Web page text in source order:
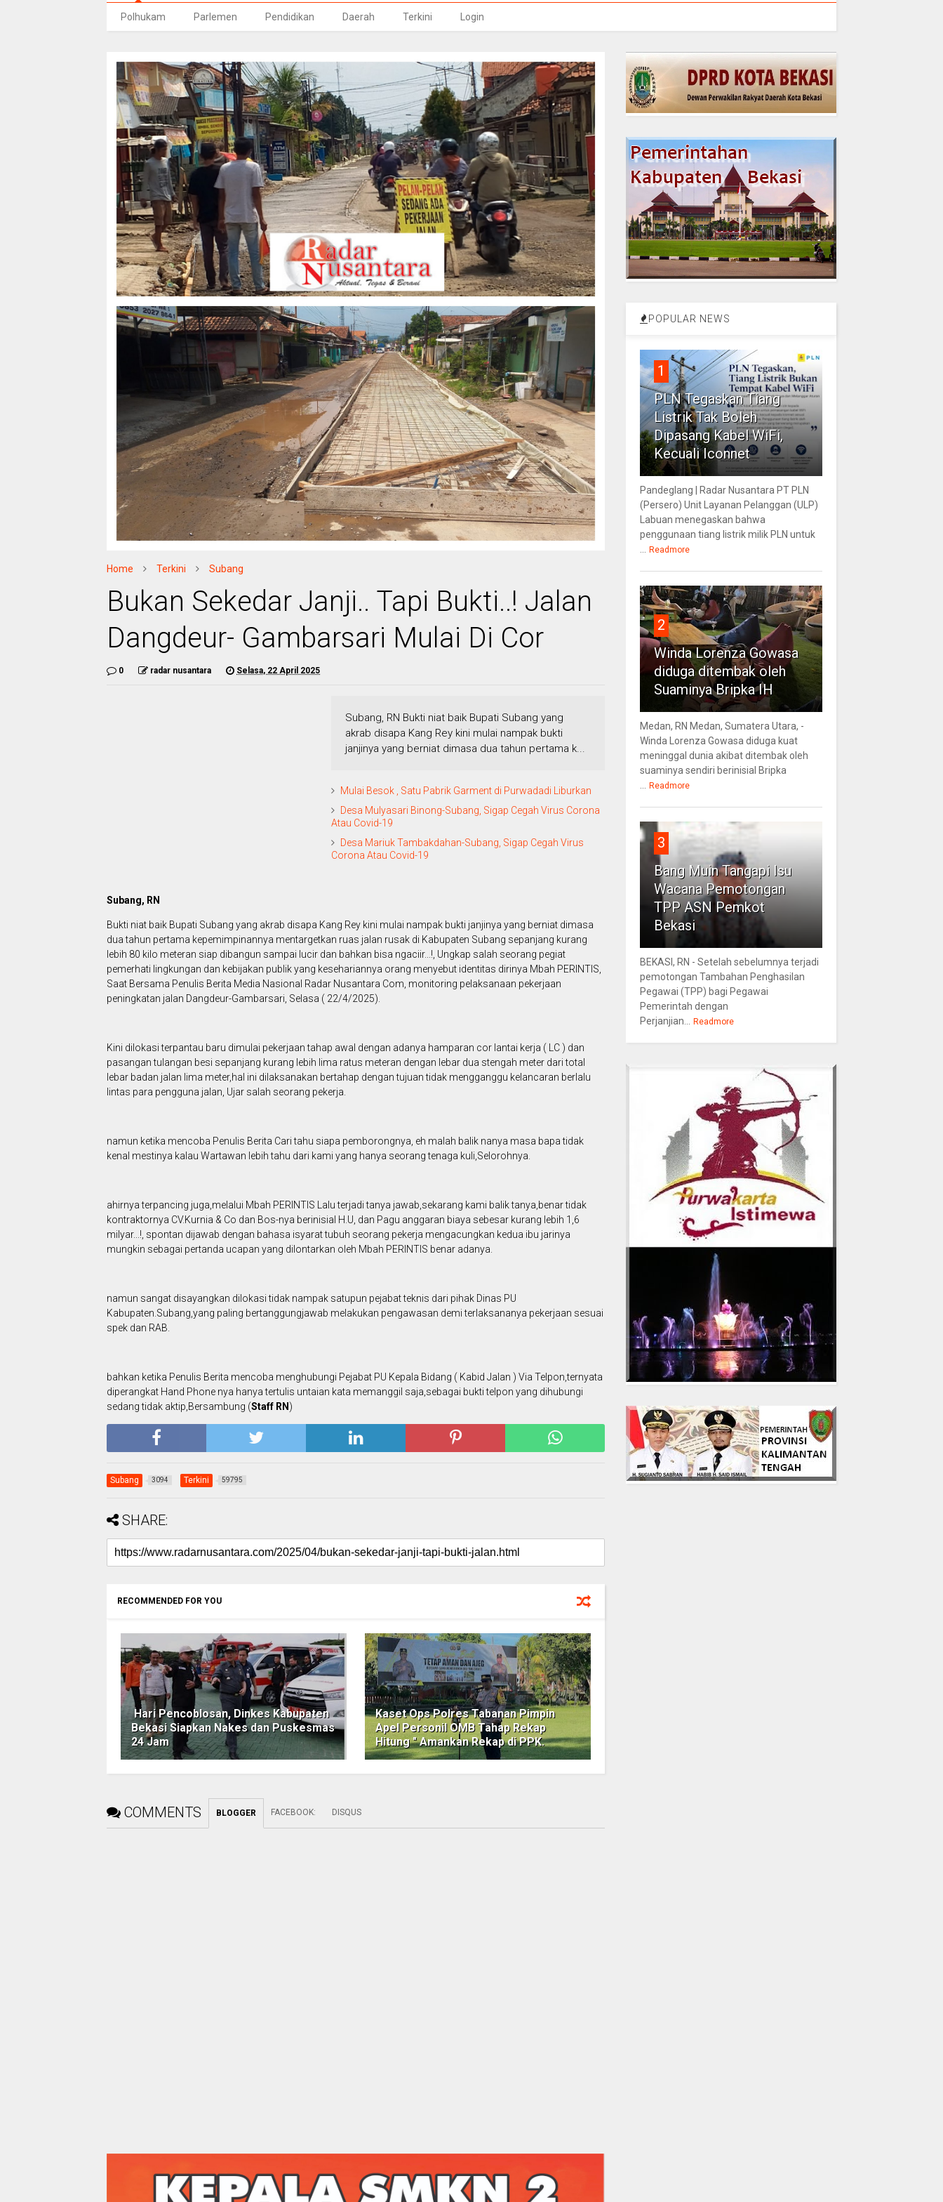
Polhukam Parlemen Pendidikan Daerah Terkini Login
Home Terkini Subang
Bukan Sekedar Janji.. Tapi Bukti..! Jalan
Dangdeur- Gambarsari Mulai Di Cor
0 radar nusantara Selasa, 22 April 2025
Subang, RN Bukti niat baik Bupati Subang yang
akrab disapa Kang Rey kini mulai nampak bukti
janjinya yang berniat dimasa dua tahun pertama k...
Mulai Besok , Satu Pabrik Garment di Purwadadi Liburkan
Desa Mulyasari Binong-Subang, Sigap Cegah Virus Corona
Atau Covid-19
Desa Mariuk Tambakdahan-Subang, Sigap Cegah Virus
Corona Atau Covid-19
Subang, RN
Bukti niat baik Bupati Subang yang akrab disapa Kang Rey kini mulai nampak bukti janjinya yang berniat dimasa
dua tahun pertama kepemimpinannya mentargetkan ruas jalan rusak di Kabupaten Subang sepanjang kurang
lebih 80 kilo meteran siap dibangun sampai lucir dan bahkan bisa ngaciir...!, Ungkap salah seorang pegiat
pemerhati lingkungan dan kebijakan publik yang kesehariannya orang menyebut identitas dirinya Mbah PERINTIS,
Saat Bersama Penulis Berita Media Nasional Radar Nusantara Com, monitoring pelaksanaan pekerjaan
peningkatan jalan Dangdeur-Gambarsari, Selasa ( 22/4/2025).
Kini dilokasi terpantau baru dimulai pekerjaan tahap awal dengan adanya hamparan cor lantai kerja ( LC ) dan
pasangan tulangan besi sepanjang kurang lebih lima ratus meteran dengan lebar dua stengah meter dari total
lebar badan jalan lima meter,hal ini dilaksanakan bertahap dengan tujuan tidak mengganggu kelancaran berlalu
lintas para pengguna jalan, Ujar salah seorang pekerja.
namun ketika mencoba Penulis Berita Cari tahu siapa pemborongnya, eh malah balik nanya masa bapa tidak
kenal mestinya kalau Wartawan lebih tahu dari kami yang hanya seorang tenaga kuli,Selorohnya.
ahirnya terpancing juga,melalui Mbah PERINTIS Lalu terjadi tanya jawab,sekarang kami balik tanya,benar tidak
kontraktornya CV.Kurnia & Co dan Bos-nya berinisial H.U, dan Pagu anggaran biaya sebesar kurang lebih 1,6
milyar...!, spontan dijawab dengan bahasa isyarat tubuh seorang pekerja mengacungkan kedua ibu jarinya
mungkin sebagai pertanda ucapan yang dilontarkan oleh Mbah PERINTIS benar adanya.
namun sangat disayangkan dilokasi tidak nampak satupun pejabat teknis dari pihak Dinas PU
Kabupaten.Subang,yang paling bertanggungjawab melakukan pengawasan demi terlaksananya pekerjaan sesuai
spek dan RAB.
bahkan ketika Penulis Berita mencoba menghubungi Pejabat PU Kepala Bidang ( Kabid Jalan ) Via Telpon,ternyata
diperangkat Hand Phone nya hanya tertulis untaian kata memanggil saja,sebagai bukti telpon yang dihubungi
sedang tidak aktip,Bersambung (Staff RN)
Subang 3094 Terkini 59795
SHARE:
RECOMMENDED FOR YOU
Hari Pencoblosan, Dinkes Kabupaten
Bekasi Siapkan Nakes dan Puskesmas
24 Jam
Kaset Ops Polres Tabanan Pimpin
Apel Personil OMB Tahap Rekap
Hitung " Amankan Rekap di PPK.
COMMENTS BLOGGER FACEBOOK: DISQUS
POPULAR NEWS
1
PLN Tegaskan Tiang
Listrik Tak Boleh
Dipasang Kabel WiFi,
Kecuali Iconnet
Pandeglang | Radar Nusantara PT PLN
(Persero) Unit Layanan Pelanggan (ULP)
Labuan menegaskan bahwa
penggunaan tiang listrik milik PLN untuk
Readmore
2
Winda Lorenza Gowasa
diduga ditembak oleh
Suaminya Bripka IH
Medan, RN Medan, Sumatera Utara, -
Winda Lorenza Gowasa diduga kuat
meninggal dunia akibat ditembak oleh
suaminya sendiri berinisial Bripka
Readmore
3
Bang Muin Tangapi Isu
Wacana Pemotongan
TPP ASN Pemkot
Bekasi
BEKASI, RN - Setelah sebelumnya terjadi
pemotongan Tambahan Penghasilan
Pegawai (TPP) bagi Pegawai
Pemerintah dengan
Perjanjian...
Readmore